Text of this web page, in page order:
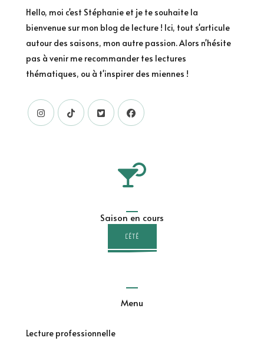
Hello, moi c'est Stéphanie et je te souhaite la
bienvenue sur mon blog de lecture ! Ici, tout s'articule
autour des saisons, mon autre passion. Alors n'hésite
pas à venir me recommander tes lectures
thématiques, ou à t'inspirer des miennes !
Saison en cours
L'ÉTÉ
Menu
Lecture professionnelle